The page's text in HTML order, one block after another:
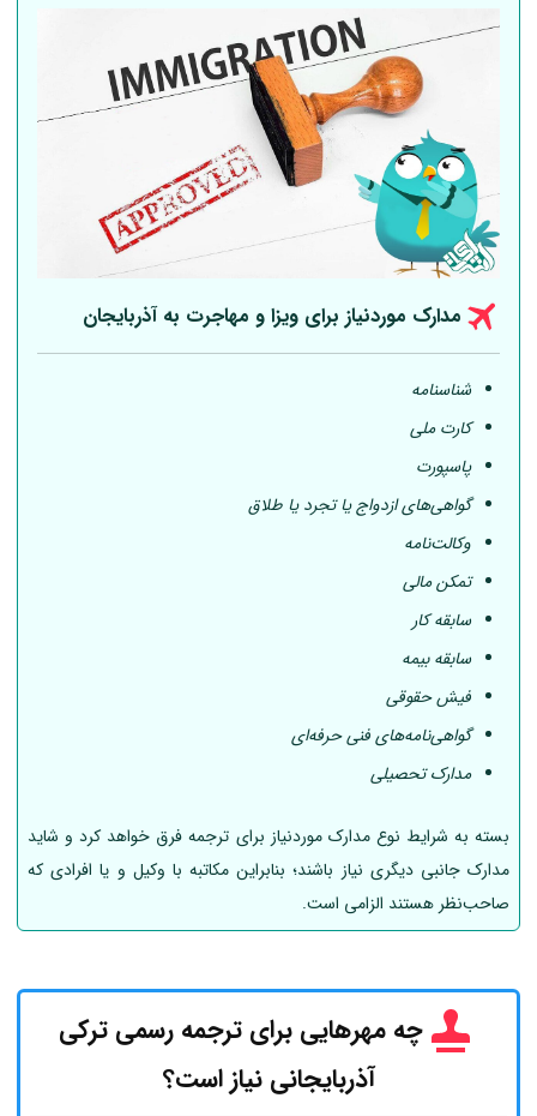
مدارک موردنیاز برای ویزا و مهاجرت به آذربایجان
شناسنامه
کارت ملی
پاسپورت
گواهی‌های ازدواج یا تجرد یا طلاق
وکالت‌نامه
تمکن مالی
سابقه کار
سابقه بیمه
فیش حقوقی
گواهی‌نامه‌های فنی حرفه‌ای
مدارک تحصیلی
بسته به شرایط نوع مدارک موردنیاز برای ترجمه فرق خواهد کرد و شاید
مدارک جانبی دیگری نیاز باشند؛ بنابراین مکاتبه با وکیل و یا افرادی که
صاحب‌نظر هستند الزامی است.
چه مهرهایی برای ترجمه رسمی ترکی
آذربایجانی نیاز است؟